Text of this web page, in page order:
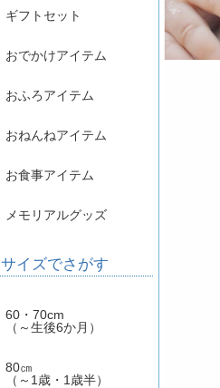
ギフトセット
おでかけアイテム
おふろアイテム
おねんねアイテム
お食事アイテム
メモリアルグッズ
サイズでさがす
60・70cm
（～生後6か月）
80㎝
（～1歳・1歳半）